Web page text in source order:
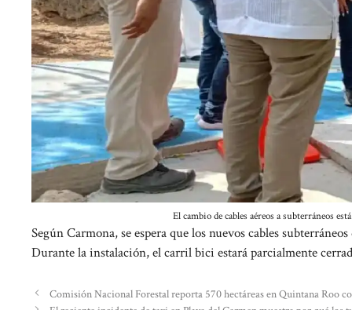
El cambio de cables aéreos a subterráneos
Según Carmona, se espera que los nuevos cables
Durante la instalación, el carril bici estará parcialmente
Comisión Nacional Forestal reporta 570 hectáreas en Quintana Roo